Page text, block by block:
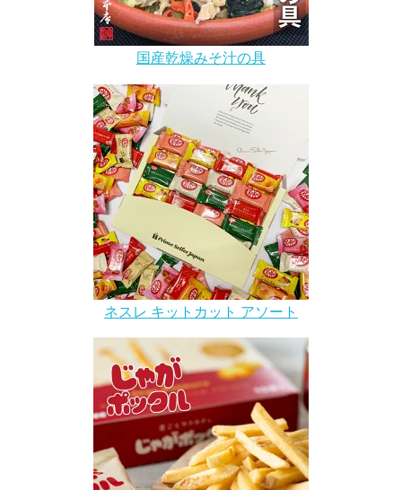
国産乾燥みそ汁の具
ネスレ キットカット アソート